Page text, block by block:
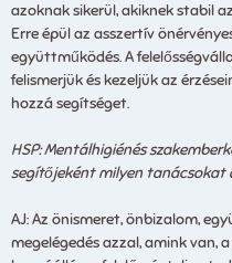
azoknak sikerül, akiknek stabil
Erre épül az asszertív
együttműködés. A
felismerjük és kezeljük az
hozzá segítséget.
HSP: Mentálhigiénés
segítőjeként milyen tanácsokat
AJ: Az önismeret, önbizalom,
megelégedés azzal, amink van,